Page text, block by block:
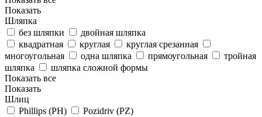
Показать
Шляпка
без шляпки
двойная шляпка
квадратная
круглая
круглая срезанная
многоугольная
одна шляпка прямоугольная
тройная
шляпка
шляпка сложной формы
Показать все
Показать
Шлиц
Phillips (PH)
Pozidriv (PZ)